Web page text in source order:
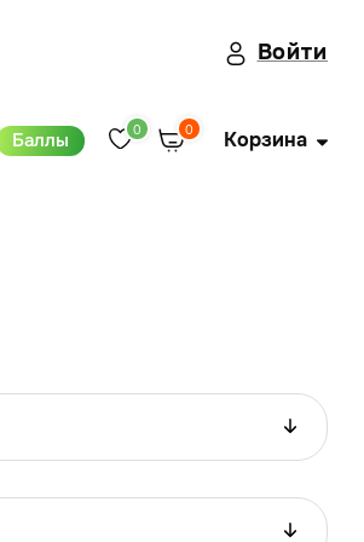
Войти
Баллы 0 0 Корзина